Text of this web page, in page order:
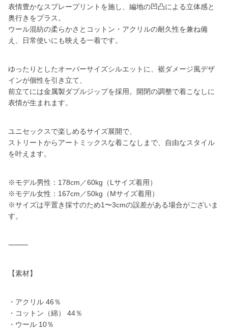
表情豊かなスプレープリントを施し、編地の凹凸による立体感と
奥行きをプラス。
ウール混紡の柔らかさとコットン・アクリルの耐久性を兼ね備
え、日常使いにも映える一着です。
ゆったりとしたオーバーサイズシルエットに、裾ダメージ風デザ
インが個性を引き立て、
前立てには金属製ダブルジップを採用。開閉の調整で着こなしに
表情が生まれます。
ユニセックスで楽しめるサイズ展開で、
ストリートからアートミックスな着こなしまで、自由なスタイル
を叶えます。
※モデル男性：178cm／60kg（Lサイズ着用）
※モデル女性：167cm／50kg（Mサイズ着用）
※サイズは平置き採寸のため1〜3cmの誤差がある場合がございま
す。
⸻
【素材】
・アクリル 46％
・コットン（綿） 44％
・ウール 10％